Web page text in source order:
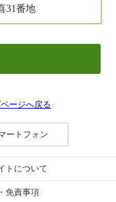
31番地
ページへ戻る
ートフォン
トについて
免責事項